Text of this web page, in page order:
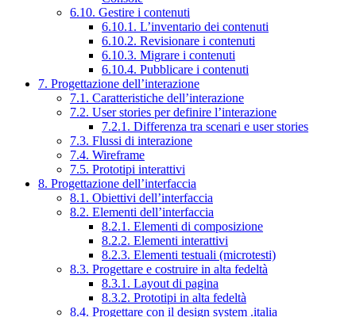
6.10. Gestire i contenuti
6.10.1. L’inventario dei contenuti
6.10.2. Revisionare i contenuti
6.10.3. Migrare i contenuti
6.10.4. Pubblicare i contenuti
7. Progettazione dell’interazione
7.1. Caratteristiche dell’interazione
7.2. User stories per definire l’interazione
7.2.1. Differenza tra scenari e user stories
7.3. Flussi di interazione
7.4. Wireframe
7.5. Prototipi interattivi
8. Progettazione dell’interfaccia
8.1. Obiettivi dell’interfaccia
8.2. Elementi dell’interfaccia
8.2.1. Elementi di composizione
8.2.2. Elementi interattivi
8.2.3. Elementi testuali (microtesti)
8.3. Progettare e costruire in alta fedeltà
8.3.1. Layout di pagina
8.3.2. Prototipi in alta fedeltà
8.4. Progettare con il design system .italia